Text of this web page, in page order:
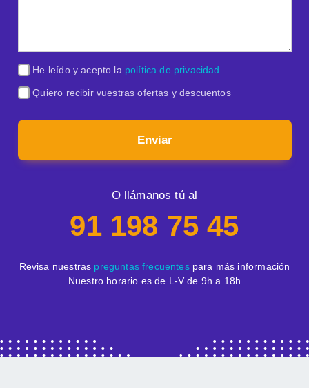
He leído y acepto la política de privacidad
Quiero recibir vuestras ofertas y descuentos
Enviar
O llámanos tú al
91 198 75 45
Revisa nuestras preguntas frecuentespara más información
Nuestro horario es de L-V de 9h a 18h